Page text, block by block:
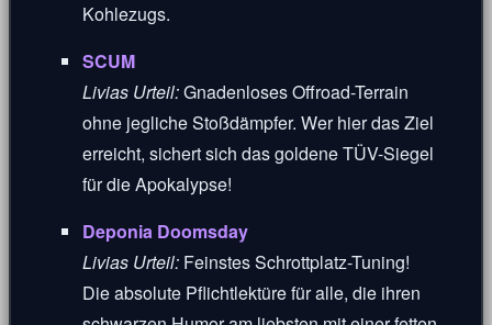
Kohlezugs.
SCUM
Livias Urteil:Gnadenloses Offroad-Terrain
ohne jegliche Stoßdämpfer. Wer hier das Ziel
erreicht, sichert sich das goldene TÜV-Siegel
für die Apokalypse!
Deponia Doomsday
Livias Urteil: Feinstes Schrottplatz-Tuning!
Die absolute Pflichtlektüre für alle, die ihren